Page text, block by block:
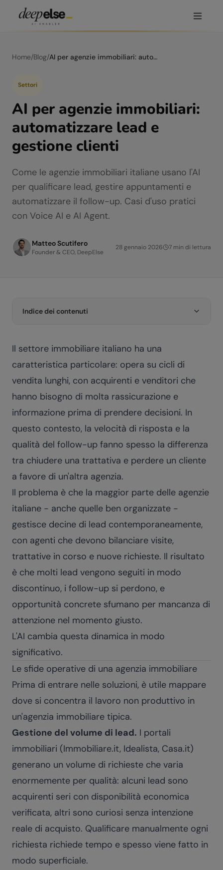
Home/Blog/ AI per agenzie immobiliari: automatizzare lead e gestione clienti
Settori
AI per agenzie immobiliari:
automatizzare lead e
gestione clienti
Come le agenzie immobiliari italiane usano l'AI
per qualificare lead, gestire appuntamenti e
automatizzare il follow-up. Casi d'uso pratici
con Voice AI e AI Agent.
Matteo Scutifero
Founder & CEO, DeepElse
28 gennaio 2026 7 min di lettura
Indice dei contenuti
Il settore immobiliare italiano ha una
caratteristica particolare: opera su cicli di
vendita lunghi, con acquirenti e venditori che
hanno bisogno di molta rassicurazione e
informazione prima di prendere decisioni. In
questo contesto, la velocità di risposta e la
qualità del follow-up fanno spesso la differenza
tra chiudere una trattativa e perdere un cliente
a favore di un'altra agenzia.
Il problema è che la maggior parte delle agenzie
italiane - anche quelle ben organizzate -
gestisce decine di lead contemporaneamente,
con agenti che devono bilanciare visite,
trattative in corso e nuove richieste. Il risultato
è che molti lead vengono seguiti in modo
discontinuo, i follow-up si perdono, e
opportunità concrete sfumano per mancanza di
attenzione nel momento giusto.
L'AI cambia questa dinamica in modo
significativo.
Le sfide operative di una agenzia immobiliare
Prima di entrare nelle soluzioni, è utile mappare
dove si concentra il lavoro non produttivo in
un'agenzia immobiliare tipica.
Gestione del volume di lead. I portali
immobiliari (Immobiliare.it, Idealista, Casa.it)
generano un volume di richieste che varia
enormemente per qualità: alcuni lead sono
acquirenti seri con disponibilità economica
verificata, altri sono curiosi senza intenzione
reale di acquisto. Qualificare manualmente ogni
richiesta richiede tempo e spesso viene fatto in
modo superficiale.